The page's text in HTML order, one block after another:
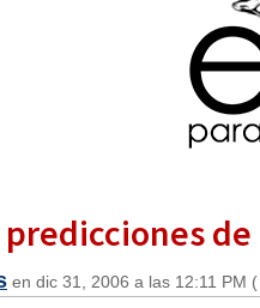
de
en dic 31, 2006 a las 12:11 PM